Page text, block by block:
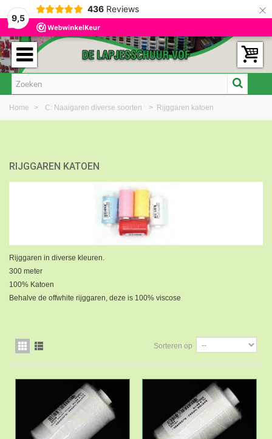
9,5
436 Reviews ×
Home > C: Naaigaren diverse soorten > Rijggaren katoen
RIJGGAREN KATOEN
Rijggaren in diverse kleuren.
300 meter
100% Katoen
Behalve de offwhite rijggaren, deze is 100% viscose
Sorteren op